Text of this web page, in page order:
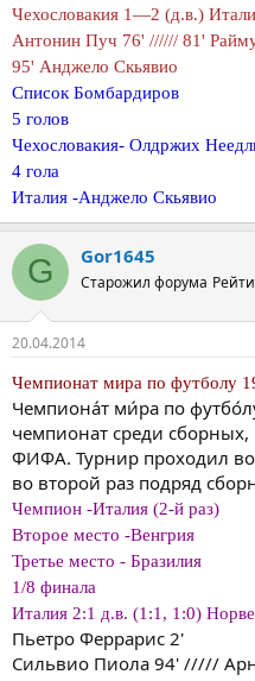
Чехословакия 1—2 (д.в.)
Антонин Пуч 76' ////// 81'
95' Анджело Скьявио
Список Бомбардиров
5 голов
Чехословакия- Олдржих
4 гола
Италия -Анджело Скьявио
G Gor1645
Старожил форума
20.04.2014
Чемпионат мира по футболу
Чемпиона́т ми́ра по
чемпионат среди
ФИФА. Турнир проходил
во второй раз подряд
Чемпион -Италия (2-й раз)
Второе место -Венгрия
Третье место - Бразилия
1/8 финала
Италия 2:1 д.в. (1:1, 1:0)
Пьетро Феррарис 2'
Сильвио Пиола 94' /////